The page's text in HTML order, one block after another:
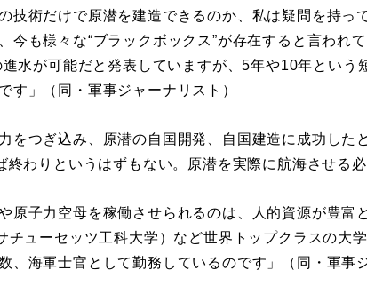
技術だけで原潜を建造できるのか、私は疑問を持っ
今も様々な“ブラックボックス”が存在すると言われ
水が可能だと発表していますが、5年や10年という
す」（同・軍事ジャーナリスト）
をつぎ込み、原潜の自国開発、自国建造に成功した
終わりというはずもない。原潜を実際に航海させる必
原子力空母を稼働させられるのは、人的資源が豊富
チューセッツ工科大学）など世界トップクラスの大
、海軍士官として勤務しているのです」（同・軍事